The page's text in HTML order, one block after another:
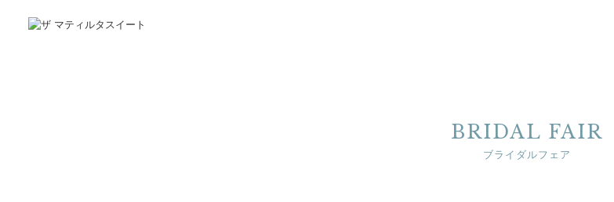
BRIDAL FAIR
ブライダルフェア